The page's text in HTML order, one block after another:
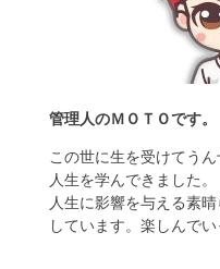
管理人のＭＯＴＯです。
この世に生を受けてう
人生を学んできました。
人生に影響を与える素
しています。楽しんでい